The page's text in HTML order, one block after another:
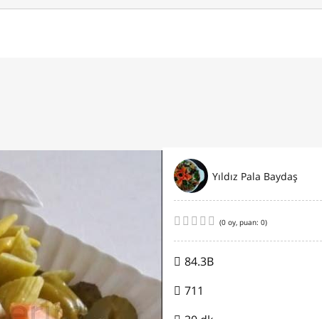
Yıldız Pala Baydaş
(0 oy, puan: 0)
84.3B
711